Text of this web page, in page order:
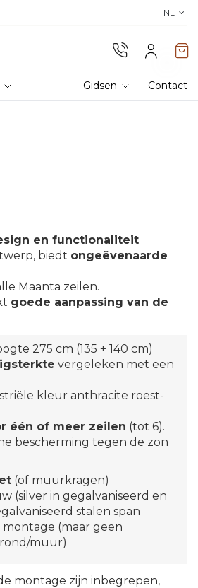
Ontdek de collectie 2026 en
NL
Gidsen Contact
en functionaliteit
biedt ongeëvenaarde
Maanta zeilen.
goede aanpassing van de
275 cm (135 + 140 cm)
vergeleken met een
kleur anthracite roest-
één of meer zeilen (tot 6).
bescherming tegen de zon
(of muurkragen)
(silver in gegalvaniseerd en
stalen span
montage (maar geen
muur)
montage zijn inbegrepen,